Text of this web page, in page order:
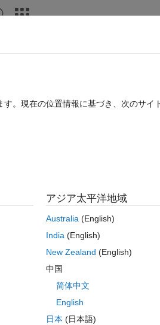
サインインしてこの
サインインし
票
質問済み:
2014 年 4 月 14 日
コメント済み:
採用済み:
。現在の位置情報に基づき、次のサイ
アジア太平洋地域
Australia(English)
India(English)
New Zealand (English)
中国
简体中文
English
日本 (日本語)